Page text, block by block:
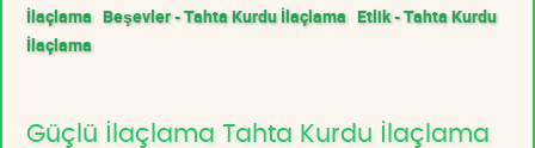
İlaçlama Beşevler - Tahta Kurdu İlaçlama Etlik - Tahta Kurdu
İlaçlama
Güçlü İlaçlama Tahta Kurdu İlaçlama